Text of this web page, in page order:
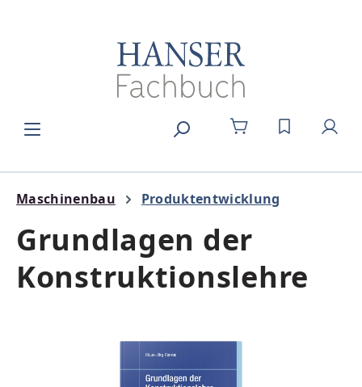
DU HAST 0
Maschinenbau Produktentwicklung
Grundlagen der
Konstruktionslehre
Bildergalerie überspringen